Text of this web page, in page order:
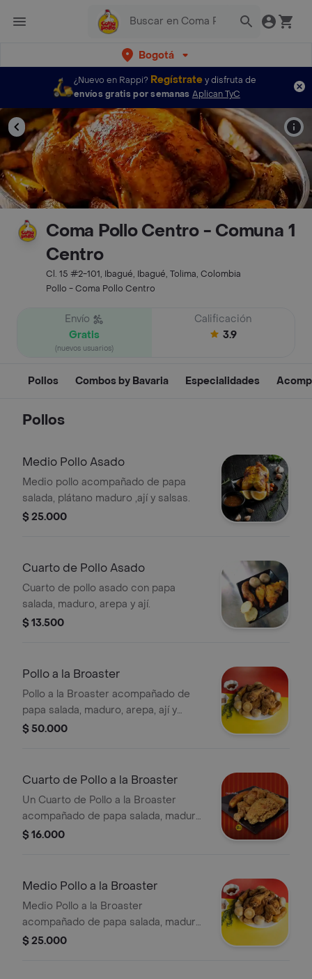
Bogotá
¿Nuevo en Rappi? Regístratey disfruta de
envíos gratis por semanas Aplican TyC
Coma Pollo Centro - Comuna 1
Centro
Cl. 15 #2-101, Ibagué, Ibagué, Tolima, Colombia
Pollo - Coma Pollo Centro
Envío
Gratis
(nuevos usuarios)
Calificación
3.9
Pollos Combos by Bavaria Especialidades
Pollos
Medio Pollo Asado
Medio pollo acompañado de papa
salada, plátano maduro ,ají y salsas.
$ 25.000
Cuarto de Pollo Asado
Cuarto de pollo asado con papa
salada, maduro, arepa y ají.
$ 13.500
Pollo a la Broaster
Pollo a la Broaster acompañado de
papa salada, maduro, arepa, ají y
salsas.
$ 50.000
Cuarto de Pollo a la Broaster
Un Cuarto de Pollo a la Broaster
acompañado de papa salada, maduro,
ají y salsas.
$ 16.000
Medio Pollo a la Broaster
Medio Pollo a la Broaster
acompañado de papa salada, maduro,
arepa, ají y salsas.
$ 25.000